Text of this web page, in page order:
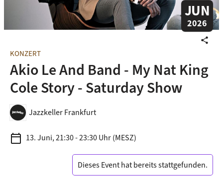
JUN
2026
share
KONZERT
Akio Le And Band - My Nat King
Cole Story - Saturday Show
Jazzkeller Frankfurt
calendar_today 13. Juni, 21:30 - 23:30 Uhr (MESZ)
Dieses Event hat bereits stattgefunden.